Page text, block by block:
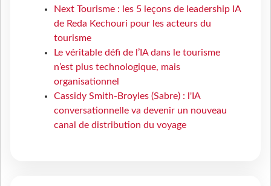
Next Tourisme : les 5 leçons de leadership IA
de Reda Kechouri pour les acteurs du
tourisme
Le véritable défi de l’IA dans le tourisme
n’est plus technologique, mais
organisationnel
Cassidy Smith-Broyles (Sabre) : l'IA
conversationnelle va devenir un nouveau
canal de distribution du voyage